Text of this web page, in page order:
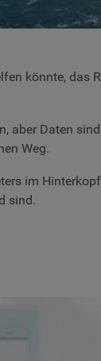
könnte,
aber Daten
Weg.
im
sind.